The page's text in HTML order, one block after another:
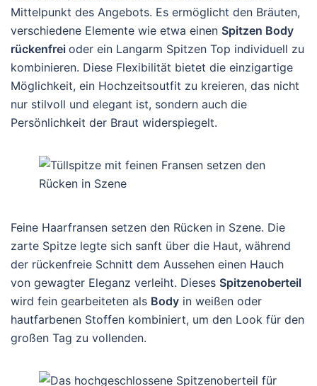
Mittelpunkt des Angebots. Es ermöglicht den Bräuten,
verschiedene Elemente wie etwa einen Spitzen Body
rückenfrei oder ein Langarm Spitzen Top individuell zu
kombinieren. Diese Flexibilität bietet die einzigartige
Möglichkeit, ein Hochzeitsoutfit zu kreieren, das nicht
nur stilvoll und elegant ist, sondern auch die
Persönlichkeit der Braut widerspiegelt.
Feine Haarfransen setzen den Rücken in Szene. Die
zarte Spitze legte sich sanft über die Haut, während
der rückenfreie Schnitt dem Aussehen einen Hauch
von gewagter Eleganz verleiht. Dieses Spitzenoberteil
wird fein gearbeiteten als Body in weißen oder
hautfarbenen Stoffen kombiniert, um den Look für den
großen Tag zu vollenden.